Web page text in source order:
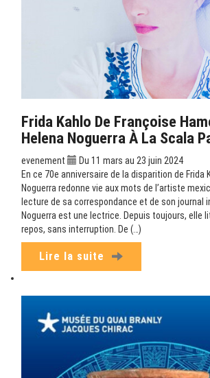
Frida Kahlo De Françoise
Helena Noguerra À La Scala
evenement
Du 11 mars au 23 juin 2024
En ce 70e anniversaire de la disparition de Frida
Noguerra redonne vie aux mots de l’artiste
lecture de sa correspondance et de son journal
Noguerra est une lectrice. Depuis toujours, elle
repos, sans interruption. De (…)
Lire la suite